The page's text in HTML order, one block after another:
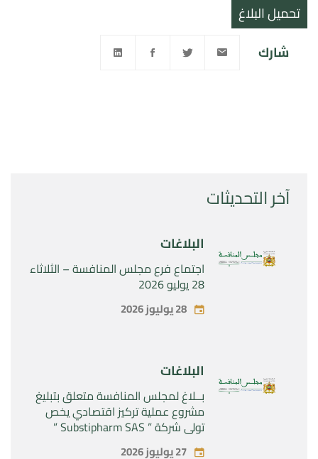
آخر التحديثات
البلاغات
اجتماع فرع مجلس المنافسة – الثلاثاء
28 يوليو 2026
28 يوليوز 2026
البلاغات
بــلاغ لمجلس المنافسة متعلق بتبليغ
مشروع عملية تركيز اقتصادي يخص
تولي شركة ” Substipharm SAS ”
المراقبة الحصرية للأصول والحقوق
27 يوليوز 2026
تحميل البلاغ
شارك